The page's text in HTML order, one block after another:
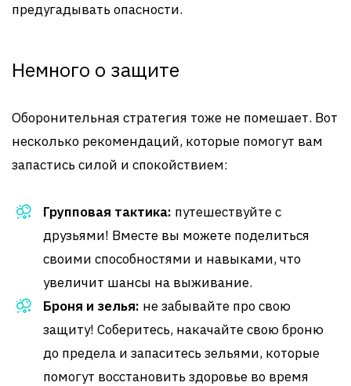
предугадывать опасности.
Немного о защите
Оборонительная стратегия тоже не помешает. Вот
несколько рекомендаций, которые помогут вам
запастись силой и спокойствием:
Групповая тактика: путешествуйте с
друзьями! Вместе вы можете поделиться
своими способностями и навыками, что
увеличит шансы на выживание.
Броня и зелья: не забывайте про свою
защиту! Соберитесь, накачайте свою броню
до предела и запаситесь зельями, которые
помогут восстановить здоровье во время